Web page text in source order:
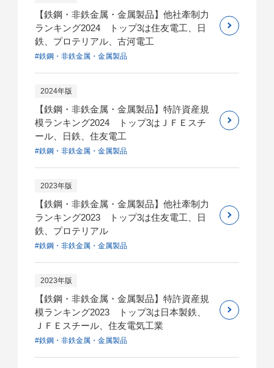
【鉄鋼・非鉄金属・金属製品】他社牽制力
ランキング2024 トップ3は住友電工、日
鉄、プロテリアル、古河電工
#鉄鋼・非鉄金属・金属製品
2024年版
【鉄鋼・非鉄金属・金属製品】特許資産規
模ランキング2024 トップ3はＪＦＥスチ
ール、日鉄、住友電工
#鉄鋼・非鉄金属・金属製品
2023年版
【鉄鋼・非鉄金属・金属製品】他社牽制力
ランキング2023 トップ3は住友電工、日
鉄、プロテリアル
#鉄鋼・非鉄金属・金属製品
2023年版
【鉄鋼・非鉄金属・金属製品】特許資産規
模ランキング2023 トップ3は日本製鉄、
ＪＦＥスチール、住友電気工業
#鉄鋼・非鉄金属・金属製品